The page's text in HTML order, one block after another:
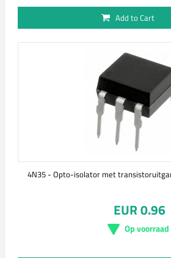
Add to Cart
4N35 - Opto-isolator met
EUR 0.96
Op voorraad